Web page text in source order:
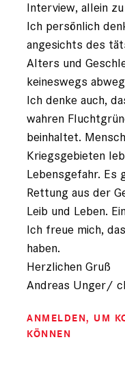
Interview, allein
Ich persönlich
angesichts des
Alters und
keineswegs
Ich denke auch,
wahren
beinhaltet.
Kriegsgebieten
Lebensgefahr. Es
Rettung aus der
Leib und Leben.
Ich freue mich,
haben.
Herzlichen Gruß
Andreas Unger/
ANMELDEN, UM
KÖNNEN